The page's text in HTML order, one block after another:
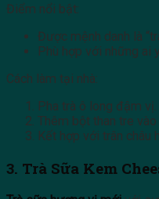
Điểm nổi bật:
Được mệnh danh là
Phù hợp với những ai
Cách làm tại nhà:
Pha trà ô long đậm vị.
Thêm bột than tre
Kết hợp với trân châu
3. Trà Sữa Kem